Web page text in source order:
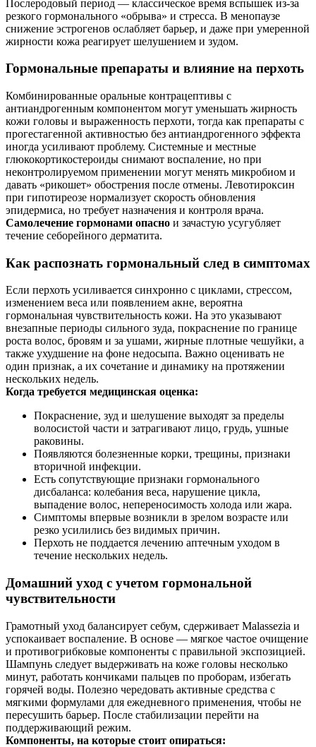
Послеродовый период — классическое время вспышек из‑за
резкого гормонального «обрыва» и стресса. В менопаузе
снижение эстрогенов ослабляет барьер, и даже при умеренной
жирности кожа реагирует шелушением и зудом.
Гормональные препараты и влияние на перхоть
Комбинированные оральные контрацептивы с
антиандрогенным компонентом могут уменьшать жирность
кожи головы и выраженность перхоти, тогда как препараты с
прогестагенной активностью без антиандрогенного эффекта
иногда усиливают проблему. Системные и местные
глюкокортикостероиды снимают воспаление, но при
неконтролируемом применении могут менять микробиом и
давать «рикошет» обострения после отмены. Левотироксин
при гипотиреозе нормализует скорость обновления
эпидермиса, но требует назначения и контроля врача.
Самолечение гормонами опасно и зачастую усугубляет
течение себорейного дерматита.
Как распознать гормональный след в симптомах
Если перхоть усиливается синхронно с циклами, стрессом,
изменением веса или появлением акне, вероятна
гормональная чувствительность кожи. На это указывают
внезапные периоды сильного зуда, покраснение по границе
роста волос, бровям и за ушами, жирные плотные чешуйки, а
также ухудшение на фоне недосыпа. Важно оценивать не
один признак, а их сочетание и динамику на протяжении
нескольких недель.
Когда требуется медицинская оценка:
Покраснение, зуд и шелушение выходят за пределы
волосистой части и затрагивают лицо, грудь, ушные
раковины.
Появляются болезненные корки, трещины, признаки
вторичной инфекции.
Есть сопутствующие признаки гормонального
дисбаланса: колебания веса, нарушение цикла,
выпадение волос, непереносимость холода или жара.
Симптомы впервые возникли в зрелом возрасте или
резко усилились без видимых причин.
Перхоть не поддается лечению аптечным уходом в
течение нескольких недель.
Домашний уход с учетом гормональной
чувствительности
Грамотный уход балансирует себум, сдерживает Malassezia и
успокаивает воспаление. В основе — мягкое частое очищение
и противогрибковые компоненты с правильной экспозицией.
Шампунь следует выдерживать на коже головы несколько
минут, работать кончиками пальцев по проборам, избегать
горячей воды. Полезно чередовать активные средства с
мягкими формулами для ежедневного применения, чтобы не
пересушить барьер. После стабилизации перейти на
поддерживающий режим.
Компоненты, на которые стоит опираться: